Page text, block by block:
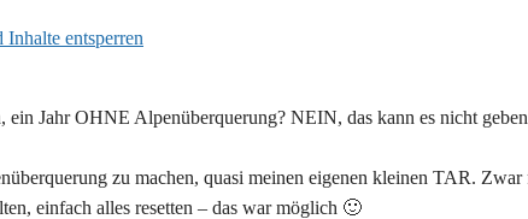
entsperren
ein Jahr OHNE Alpenüberquerung? NEIN, das kann es nicht
zu machen, quasi meinen eigenen kleinen TAR.
einfach alles resetten – das war möglich 🙂